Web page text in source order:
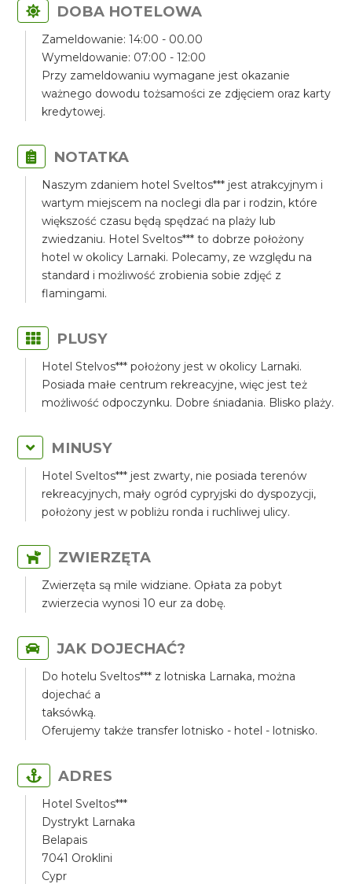
DOBA HOTELOWA
Zameldowanie: 14:00 - 00.00
Wymeldowanie: 07:00 - 12:00
Przy zameldowaniu wymagane jest okazanie
ważnego dowodu tożsamości ze zdjęciem oraz karty
kredytowej.
NOTATKA
Naszym zdaniem hotel Sveltos*** jest atrakcyjnym i
wartym miejscem na noclegi dla par i rodzin, które
większość czasu będą spędzać na plaży lub
zwiedzaniu. Hotel Sveltos*** to dobrze położony
hotel w okolicy Larnaki. Polecamy, ze względu na
standard i możliwość zrobienia sobie zdjęć z
flamingami.
PLUSY
Hotel Stelvos*** położony jest w okolicy Larnaki.
Posiada małe centrum rekreacyjne, więc jest też
możliwość odpoczynku. Dobre śniadania. Blisko plaży.
MINUSY
Hotel Sveltos*** jest zwarty, nie posiada terenów
rekreacyjnych, mały ogród cypryjski do dyspozycji,
położony jest w pobliżu ronda i ruchliwej ulicy.
ZWIERZĘTA
Zwierzęta są mile widziane. Opłata za pobyt
zwierzecia wynosi 10 eur za dobę.
JAK DOJECHAĆ?
Do hotelu Sveltos*** z lotniska Larnaka, można
dojechać a
taksówką.
Oferujemy także transfer lotnisko - hotel - lotnisko.
ADRES
Hotel Sveltos***
Dystrykt Larnaka
Belapais
7041 Oroklini
Cypr